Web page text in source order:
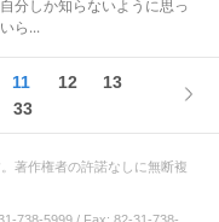
分しか知らないように思っ
ら...
11 12
13
33
著作権者の許諾なしに無断複